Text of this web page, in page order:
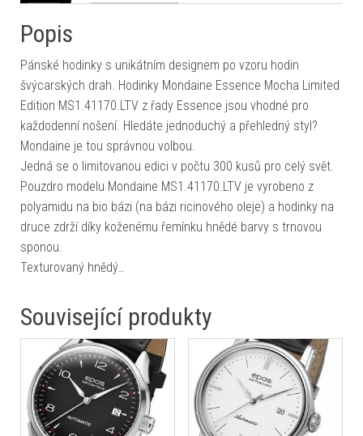
Popis
Pánské hodinky s unikátním designem po vzoru hodin
švýcarských drah. Hodinky Mondaine Essence Mocha Limited
Edition MS1.41170.LTV z řady Essence jsou vhodné pro
každodenní nošení. Hledáte jednoduchý a přehledný styl?
Mondaine je tou správnou volbou.
Jedná se o limitovanou edici v počtu 300 kusů pro celý svět.
Pouzdro modelu Mondaine MS1.41170.LTV je vyrobeno z
polyamidu na bio bázi (na bázi ricinového oleje) a hodinky na
druce zdrží díky koženému řemínku hnědé barvy s trnovou
sponou.
Texturovaný hnědý…
Související produkty